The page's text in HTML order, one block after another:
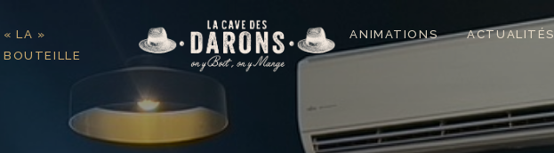
« LA »
BOUTEILLE
ANIMATIONS ACTUALITÉS